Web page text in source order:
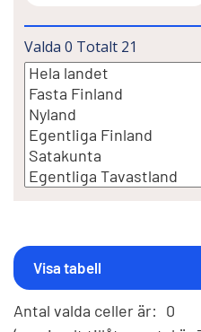
Valda 0 Totalt 21
Antal valda celler är: 0